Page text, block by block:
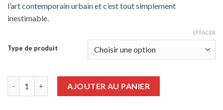
l’art contemporain urbain et c’est tout simplement
inestimable.
Type de produit
EFFACER
AJOUTER AU PANIER